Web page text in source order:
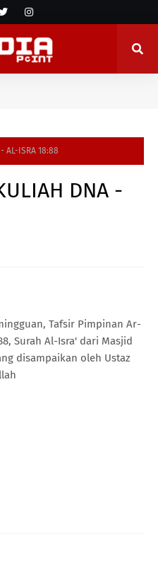
AL-ISRA 18:88
DNA -
Tafsir Pimpinan Ar-
Surah Al-Isra' dari Masjid
disampaikan oleh Ustaz